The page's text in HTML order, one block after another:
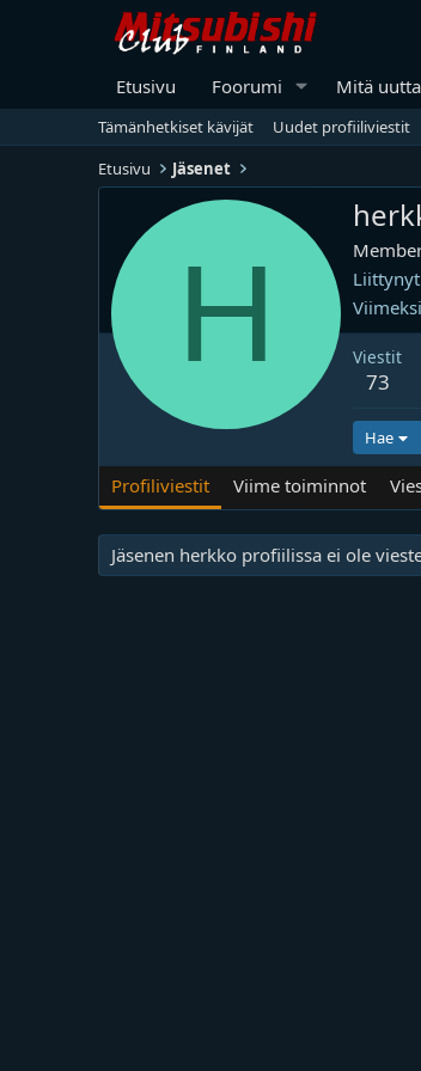
Etusivu Foorumi Mitä uutta
Tämänhetkiset kävijät Uudet profiiliviestit
Etusivu
Jäsenet
H
Liittynyt
Viestit
73
Hae
Profiliviestit Viime toiminnot
Jäsenen herkko profiilissa ei ole